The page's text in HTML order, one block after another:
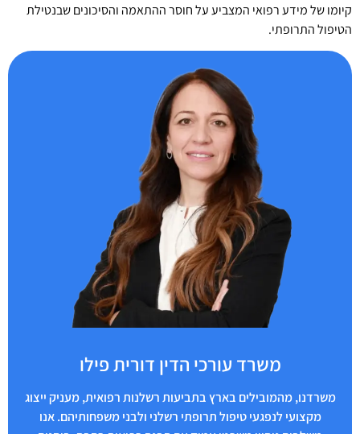
קיומו של מידע רפואי המצביע על חוסר ההתאמה והסיכונים שבנטילת
הטיפול התרופתי.
משרד עורכי הדין דורית פילו
משרדנו, מהמובילים בארץ בתביעות רשלנות רפואית, מעניק ייצוג
מקצועי לנפגעי טיפול תרופתי רשלני ולבני משפחותיהם. אנו